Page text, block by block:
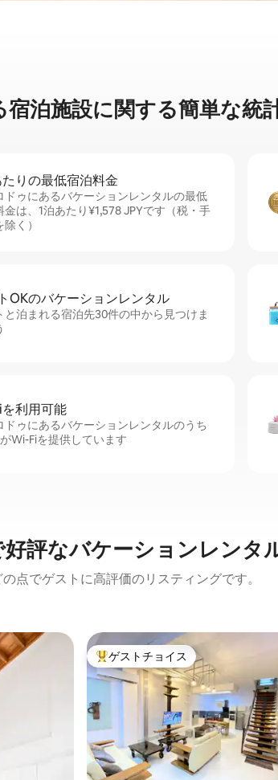
泊⁠施⁠設⁠に関⁠す⁠る簡⁠単⁠な統⁠
たりの最⁠低⁠宿⁠泊⁠料⁠金
ドゥにあるバケーションレンタルの最低
金は、1泊あたり¥1,578 JPYです（税・手
く）
OKのバ⁠ケ⁠ー⁠シ⁠ョ⁠ンレ⁠ン⁠タ⁠ル
と泊まれる宿泊先30件の中から見つけま
利⁠用⁠可⁠能
ドゥにあるバケーションレンタルのうち
Wi-Fiを提供しています
評なバケーションレンタ
点でゲストに高評価のリスティングです。
大好評のゲストチョイスです。
ゲストチョイス